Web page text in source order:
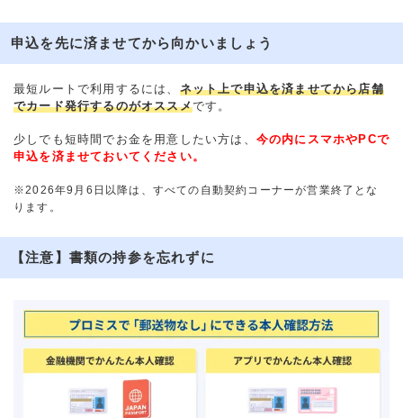
申込を先に済ませてから向かいましょう
最短ルートで利用するには、 ネット上で申込を済ませてから店舗
でカード発行するのがオススメです。
少しでも短時間でお金を用意したい方は、 今の内にスマホやPCで
申込を済ませておいてください。
※2026年9月6日以降は、すべての自動契約コーナーが営業終了とな
ります。
【注意】書類の持参を忘れずに